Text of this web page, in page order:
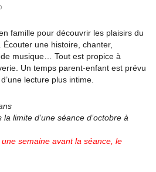
famille pour découvrir les plaisirs du
une histoire, chanter,
musique… Tout est propice à
Un temps parent-enfant est prévu
lecture plus intime.
limite d’une séance d’octobre à
semaine avant la séance, le